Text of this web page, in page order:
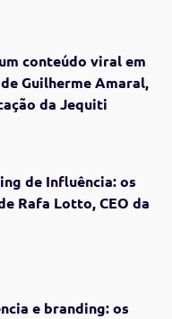
conteúdo viral em
Guilherme Amaral,
da Jequiti
de Influência: os
Rafa Lotto, CEO da
e branding: os